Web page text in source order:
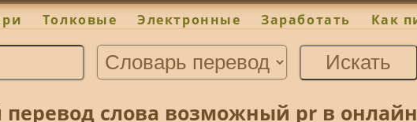
Толковые Электронные Заработать Как
слова возможный pr в